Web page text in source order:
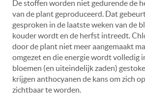
De stoffen worden niet gedurende de
van de plant geproduceerd. Dat
gesproken in de laatste weken van de
kouder wordt en de herfst intreedt.
door de plant niet meer aangemaakt
omgezet en die energie wordt volledig
bloemen (en uiteindelijk zaden)
krijgen anthocyanen de kans om zich
zichtbaar te worden.